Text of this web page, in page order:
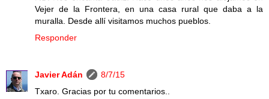
Vejer de la Frontera, en una casa rural que daba a la
muralla. Desde allí visitamos muchos pueblos.
Responder
Javier Adán
8/7/15
Txaro. Gracias por tu comentarios..